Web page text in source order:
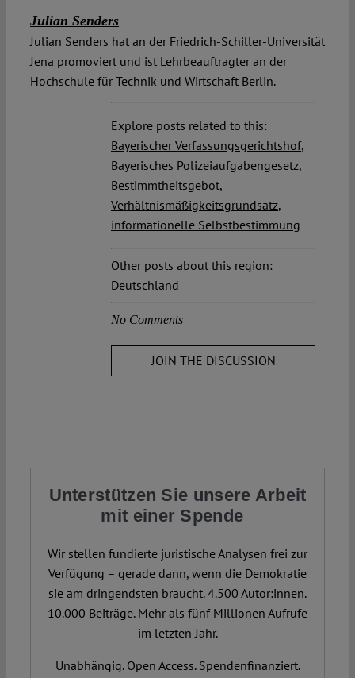
Julian Senders
Julian Senders hat an der Friedrich-Schiller-Universität
Jena promoviert und ist Lehrbeauftragter an der
Hochschule für Technik und Wirtschaft Berlin.
Explore posts related to this:
Bayerischer Verfassungsgerichtshof,
Bayerisches Polizeiaufgabengesetz,
Bestimmtheitsgebot,
Verhältnismäßigkeitsgrundsatz,
informationelle Selbstbestimmung
Other posts about this region:
Deutschland
No Comments
JOIN THE DISCUSSION
Unterstützen Sie unsere Arbeit
mit einer Spende
Wir stellen fundierte juristische Analysen frei zur
Verfügung – gerade dann, wenn die Demokratie
sie am dringendsten braucht. 4.500 Autor:innen.
10.000 Beiträge. Mehr als fünf Millionen Aufrufe
im letzten Jahr.
Unabhängig. Open Access. Spendenfinanziert.